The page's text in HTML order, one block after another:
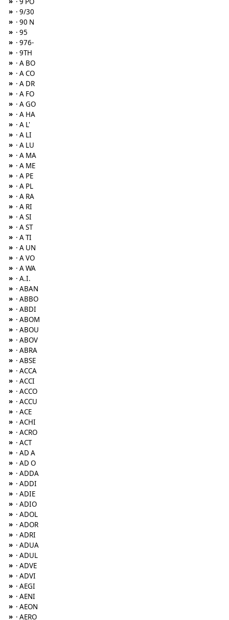
» · 9/30
» · 90 N
» · 95
» · 976-
» · 9TH
» · A BO
» · A CO
» · A DR
» · A FO
» · A GO
» · A HA
» · A L'
» · A LI
» · A LU
» · A MA
» · A ME
» · A PE
» · A PL
» · A RA
» · A RI
» · A SI
» · A ST
» · A TI
» · A UN
» · A VO
» · A WA
» · A.I.
» · ABAN
» · ABBO
» · ABDI
» · ABOM
» · ABOU
» · ABOV
» · ABRA
» · ABSE
» · ACCA
» · ACCI
» · ACCO
» · ACCU
» · ACE
» · ACHI
» · ACRO
» · ACT
» · AD A
» · AD O
» · ADDA
» · ADDI
» · ADIE
» · ADIO
» · ADOL
» · ADOR
» · ADRI
» · ADUA
» · ADUL
» · ADVE
» · ADVI
» · AEGI
» · AENI
» · AEON
» · AERO